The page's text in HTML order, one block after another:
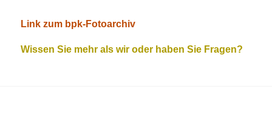
Link zum bpk-Fotoarchiv
Wissen Sie mehr als wir oder haben Sie Fragen?